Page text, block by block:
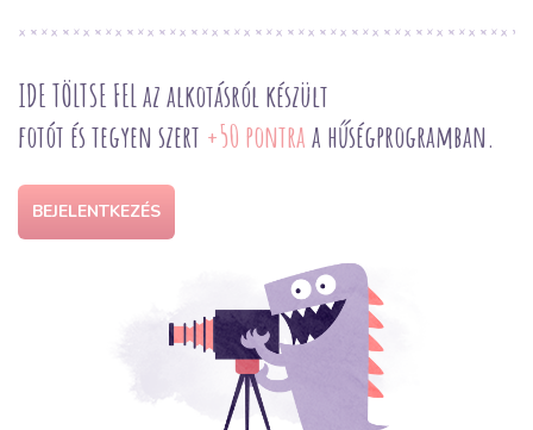
IDE TÖLTSE FEL az alkotásról készült
fotót és tegyen szert +50 pontraa hűségprogramban.
BEJELENTKEZÉS